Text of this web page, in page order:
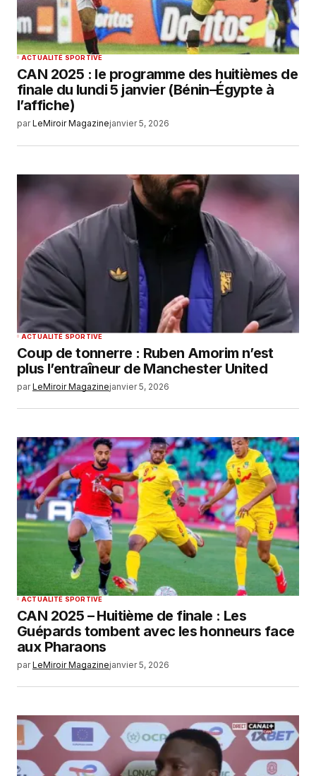
ACTUALITÉ SPORTIVE
‎CAN 2025 : le programme des huitièmes de
finale du lundi 5 janvier (Bénin–Égypte à
l’affiche)
par LeMiroir Magazinejanvier 5, 2026
ACTUALITÉ SPORTIVE
Coup de tonnerre : Ruben Amorim n’est
plus l’entraîneur de Manchester United
par LeMiroir Magazinejanvier 5, 2026
ACTUALITÉ SPORTIVE
CAN 2025 – Huitième de finale : Les
Guépards tombent avec les honneurs face
aux Pharaons
par LeMiroir Magazinejanvier 5, 2026